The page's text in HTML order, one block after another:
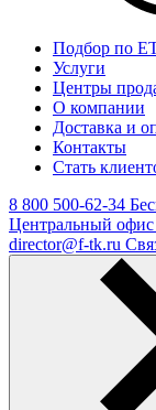
Подбор по
Услуги
Центры
О компании
Доставка и
Контакты
Стать
8 800 500-62-34
Центральный
director@f-tk.ru